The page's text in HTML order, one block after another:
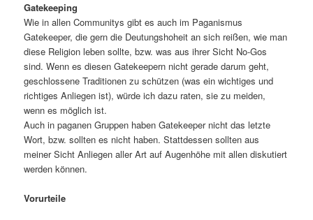
Gatekeeping
Wie in allen Communitys gibt es auch im Paganismus
Gatekeeper, die gern die Deutungshoheit an sich reißen, wie man
diese Religion leben sollte, bzw. was aus ihrer Sicht No-Gos
sind. Wenn es diesen Gatekeepern nicht gerade darum geht,
geschlossene Traditionen zu schützen (was ein wichtiges und
richtiges Anliegen ist), würde ich dazu raten, sie zu meiden,
wenn es möglich ist.
Auch in paganen Gruppen haben Gatekeeper nicht das letzte
Wort, bzw. sollten es nicht haben. Stattdessen sollten aus
meiner Sicht Anliegen aller Art auf Augenhöhe mit allen diskutiert
werden können.
Vorurteile